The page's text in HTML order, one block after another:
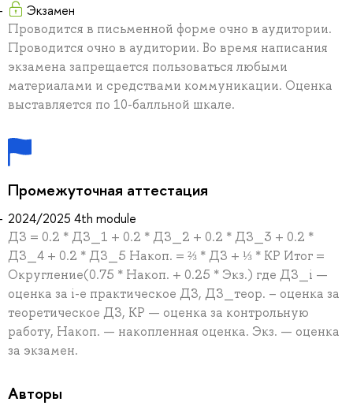
Экзамен
Проводится в письменной форме очно в аудитории.
Проводится очно в аудитории. Во время написания
экзамена запрещается пользоваться любыми
материалами и средствами коммуникации. Оценка
выставляется по 10-балльной шкале.
Промежуточная аттестация
2024/2025 4th module
ДЗ = 0.2 * ДЗ_1 + 0.2 * ДЗ_2 + 0.2 * ДЗ_3 + 0.2 *
ДЗ_4 + 0.2 * ДЗ_5 Накоп. = ⅔ * ДЗ + ⅓ * КР Итог =
Округление(0.75 * Накоп. + 0.25 * Экз.) где ДЗ_i —
оценка за i-е практическое ДЗ, ДЗ_теор. – оценка за
теоретическое ДЗ, КР — оценка за контрольную
работу, Накоп. — накопленная оценка. Экз. — оценка
за экзамен.
Авторы